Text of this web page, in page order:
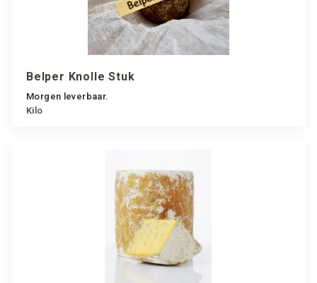
Belper Knolle Stuk
Morgen leverbaar.
Kilo